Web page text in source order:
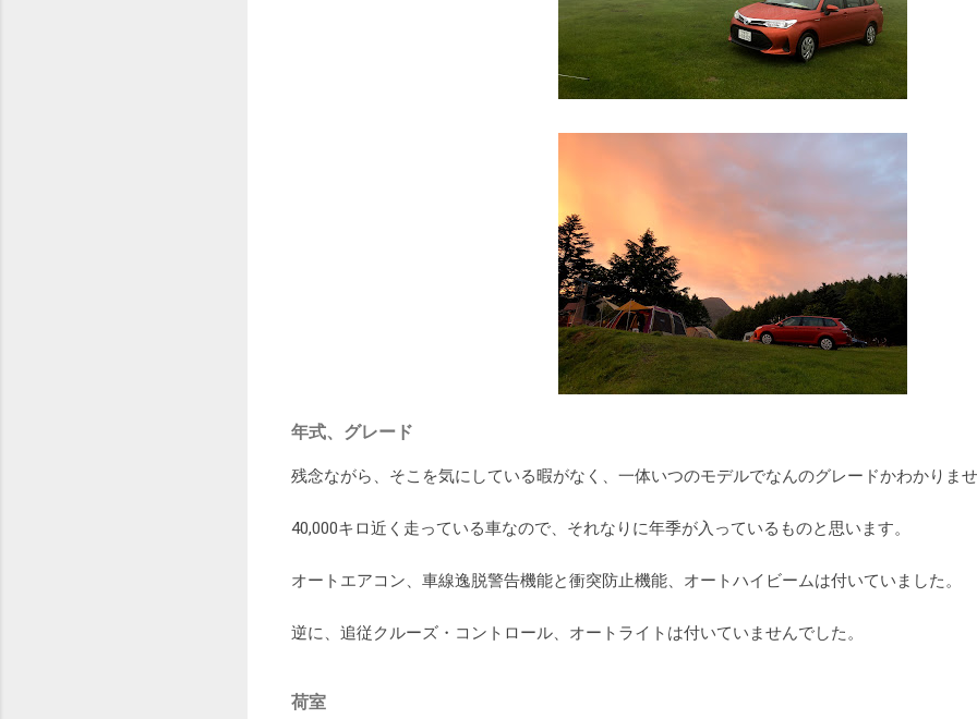
年式、グレード
残念ながら、そこを気にしている暇がなく、一体いつのモデルでなんのグレードかわかりま
40,000キロ近く走っている車なので、それなりに年季が入っているものと思います。
オートエアコン、車線逸脱警告機能と衝突防止機能、オートハイビームは付いていました。
逆に、追従クルーズ・コントロール、オートライトは付いていませんでした。
荷室